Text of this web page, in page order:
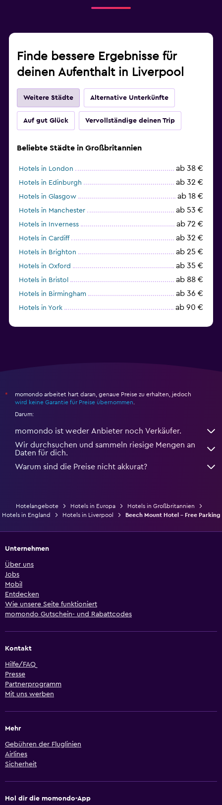
Finde bessere Ergebnisse für
deinen Aufenthalt in Liverpool
Weitere Städte Alternative Unterkünfte
Auf gut Glück Vervollständige deinen Trip
Beliebte Städte in Großbritannien
Hotels in London ab 38 €
Hotels in Edinburgh ab 32 €
Hotels in Glasgow ab 18 €
Hotels in Manchester ab 53 €
Hotels in Inverness ab 72 €
Hotels in Cardiff ab 32 €
Hotels in Brighton ab 25 €
Hotels in Oxford ab 35 €
Hotels in Bristol ab 88 €
Hotels in Birmingham ab 36 €
Hotels in York ab 90 €
*
momondo arbeitet hart daran, genaue Preise zu erhalten, jedoch
wird keine Garantie für Preise übernommen
Darum:
momondo ist weder Anbieter noch Verkäufer.
Wir durchsuchen und sammeln riesige Mengen an
Daten für dich.
Warum sind die Preise nicht akkurat?
Hotelangebote Hotels in Europa
Hotels in Großbritannien
Hotels in England
Hotels in Liverpool Beech Mount Hotel - Free Parking
Unternehmen
Über uns
Jobs
Mobil
Entdecken
Wie unsere Seite funktioniert
momondo Gutschein- und Rabattcodes
Kontakt
Hilfe/FAQ
Presse
Partnerprogramm
Mit uns werben
Mehr
Gebühren der Fluglinien
Airlines
Sicherheit
Hol dir die momondo-App